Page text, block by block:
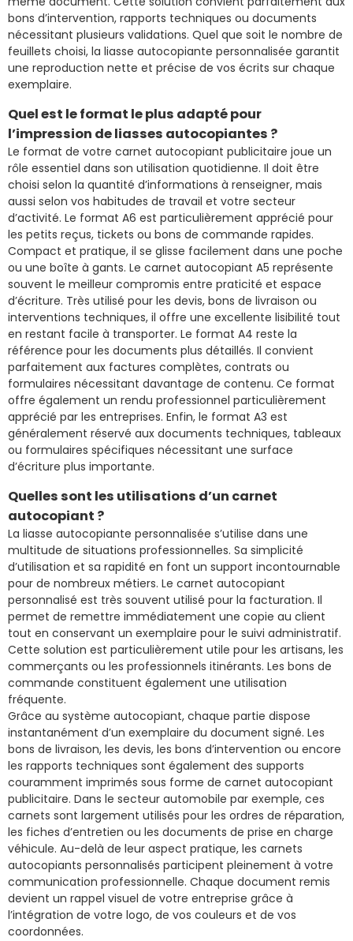
bons d’intervention, rapports techniques ou documents
nécessitant plusieurs validations. Quel que soit le nombre de
feuillets choisi, la liasse autocopiante personnalisée garantit
une reproduction nette et précise de vos écrits sur chaque
exemplaire.
Quel est le format le plus adapté pour
l’impression de liasses autocopiantes ?
Le format de votre carnet autocopiant publicitaire joue un
rôle essentiel dans son utilisation quotidienne. Il doit être
choisi selon la quantité d’informations à renseigner, mais
aussi selon vos habitudes de travail et votre secteur
d’activité. Le format A6 est particulièrement apprécié pour
les petits reçus, tickets ou bons de commande rapides.
Compact et pratique, il se glisse facilement dans une poche
ou une boîte à gants. Le carnet autocopiant A5 représente
souvent le meilleur compromis entre praticité et espace
d’écriture. Très utilisé pour les devis, bons de livraison ou
interventions techniques, il offre une excellente lisibilité tout
en restant facile à transporter. Le format A4 reste la
référence pour les documents plus détaillés. Il convient
parfaitement aux factures complètes, contrats ou
formulaires nécessitant davantage de contenu. Ce format
offre également un rendu professionnel particulièrement
apprécié par les entreprises. Enfin, le format A3 est
généralement réservé aux documents techniques, tableaux
ou formulaires spécifiques nécessitant une surface
d’écriture plus importante.
Quelles sont les utilisations d’un carnet
autocopiant ?
La liasse autocopiante personnalisée s’utilise dans une
multitude de situations professionnelles. Sa simplicité
d’utilisation et sa rapidité en font un support incontournable
pour de nombreux métiers. Le carnet autocopiant
personnalisé est très souvent utilisé pour la facturation. Il
permet de remettre immédiatement une copie au client
tout en conservant un exemplaire pour le suivi administratif.
Cette solution est particulièrement utile pour les artisans, les
commerçants ou les professionnels itinérants. Les bons de
commande constituent également une utilisation
fréquente.
Grâce au système autocopiant, chaque partie dispose
instantanément d’un exemplaire du document signé. Les
bons de livraison, les devis, les bons d’intervention ou encore
les rapports techniques sont également des supports
couramment imprimés sous forme de carnet autocopiant
publicitaire. Dans le secteur automobile par exemple, ces
carnets sont largement utilisés pour les ordres de réparation,
les fiches d’entretien ou les documents de prise en charge
véhicule. Au-delà de leur aspect pratique, les carnets
autocopiants personnalisés participent pleinement à votre
communication professionnelle. Chaque document remis
devient un rappel visuel de votre entreprise grâce à
l’intégration de votre logo, de vos couleurs et de vos
coordonnées.